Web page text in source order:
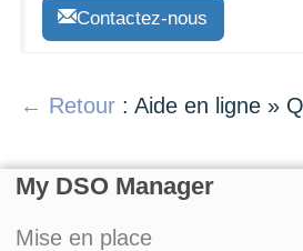
Contactez-nous
← Retour: Aide en ligne »
My DSO Manager
Mise en place